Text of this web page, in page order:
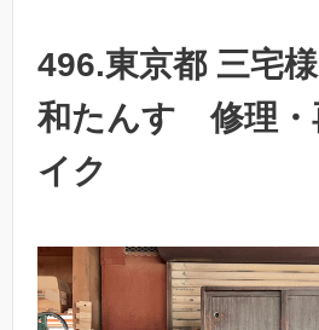
496.東京都 三宅
和たんす 修理・
イク